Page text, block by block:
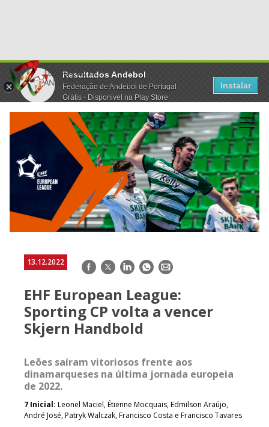
Resultados Andebol
Federação de Andebol de Portugal
Grátis - Disponivel na Play Store
Instalar
13.12.2022 Facebook
TwitterLinkedInWhatsApp
E-
EHF European League:
Sporting CP volta a vencer
Skjern Handbold
Leões saíram vitoriosos frente aos
dinamarqueses na última jornada europeia
de 2022.
7 Inicial: Leonel Maciel, Étienne Mocquais, Edmilson Araújo,
André José, Patryk Walczak, Francisco Costa e Francisco Tavares